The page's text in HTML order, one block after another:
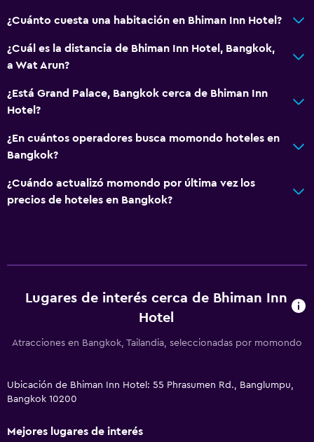
¿Cuánto cuesta una habitación en Bhiman Inn Hotel?
¿Cuál es la distancia de Bhiman Inn Hotel, Bangkok,
a Wat Arun?
¿Está Grand Palace, Bangkok cerca de Bhiman Inn
Hotel?
¿En cuántos operadores busca momondo hoteles en
Bangkok?
¿Cuándo actualizó momondo por última vez los
precios de hoteles en Bangkok?
Lugares de interés cerca de Bhiman Inn
Hotel
Atracciones en Bangkok, Tailandia, seleccionadas por momondo
Ubicación de Bhiman Inn Hotel: 55 Phrasumen Rd., Banglumpu,
Bangkok 10200
Mejores lugares de interés